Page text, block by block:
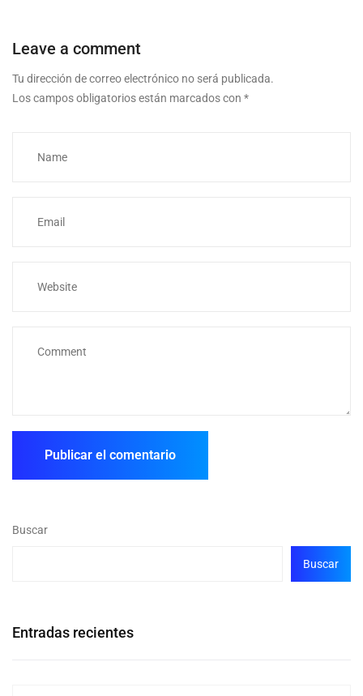
Leave a comment
Tu dirección de correo electrónico no será publicada.
Los campos obligatorios están marcados con *
Buscar
Buscar
Entradas recientes